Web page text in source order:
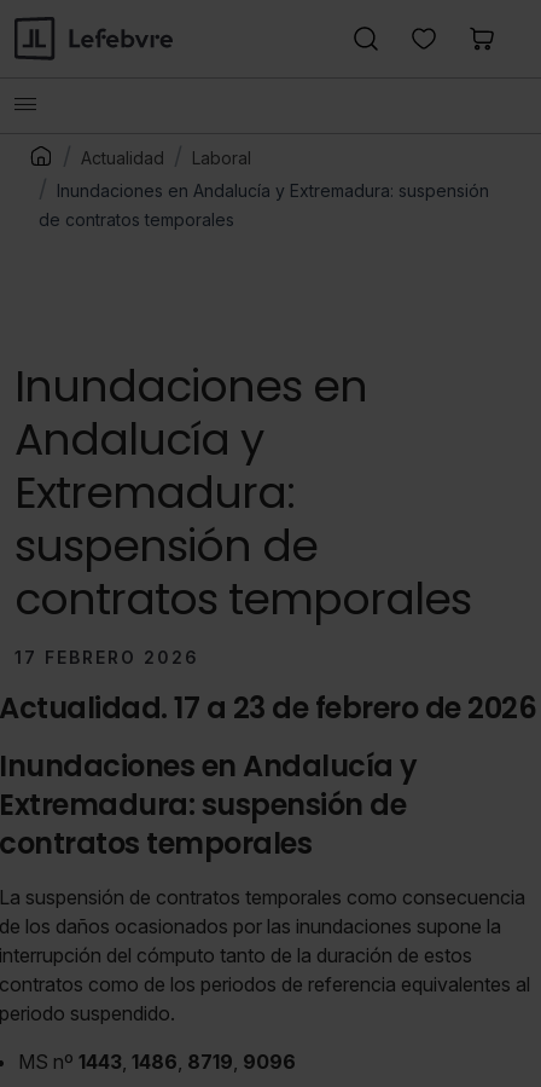
Actualidad
Laboral
Inundaciones en Andalucía y Extremadura: suspensión
de contratos temporales
Inundaciones en
Andalucía y
Extremadura:
suspensión de
contratos temporales
17 FEBRERO 2026
Actualidad. 17 a 23 de febrero de 2026
Inundaciones en Andalucía y
Extremadura: suspensión de
contratos temporales
La suspensión de contratos temporales como consecuencia
de los daños ocasionados por las inundaciones supone la
interrupción del cómputo tanto de la duración de estos
contratos como de los periodos de referencia equivalentes al
periodo suspendido.
MS nº 1443, 1486, 8719, 9096